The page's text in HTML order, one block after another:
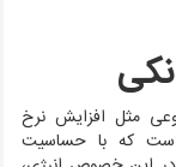
مثل افزایش نرخ
است که با حساسیت